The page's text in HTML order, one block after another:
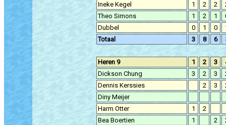
Ineke Kegel
1 2 2
Theo Simons
1 2 1
Dubbel
0 1 0
Totaal
3 8 6
Heren 9 1 2 3
Dickson Chung
3 2 3
Dennis Kerssies
2 3
Diny Meijer
Harm Otter
1
2
Bea Boertien
1 2